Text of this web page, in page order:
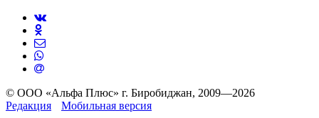
© ООО «Альфа Плюс» г. Биробиджан, 2009—2026
Редакция
Мобильная версия